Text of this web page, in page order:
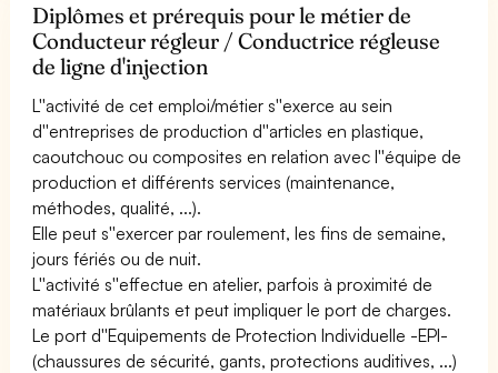
Diplômes et prérequis pour le métier de
Conducteur régleur / Conductrice régleuse
de ligne d'injection
L''activité de cet emploi/métier s''exerce au sein
d''entreprises de production d''articles en plastique,
caoutchouc ou composites en relation avec l''équipe de
production et différents services (maintenance,
méthodes, qualité, ...).
Elle peut s''exercer par roulement, les fins de semaine,
jours fériés ou de nuit.
L''activité s''effectue en atelier, parfois à proximité de
matériaux brûlants et peut impliquer le port de charges.
Le port d''Equipements de Protection Individuelle -EPI-
(chaussures de sécurité, gants, protections auditives, ...)